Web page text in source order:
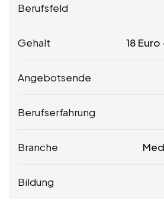
Berufsfeld
Gehalt 18 Euro
Angebotsende
Berufserfahrung
Branche
Bildung